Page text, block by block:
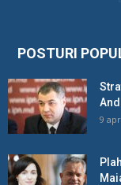
POSTURI
9